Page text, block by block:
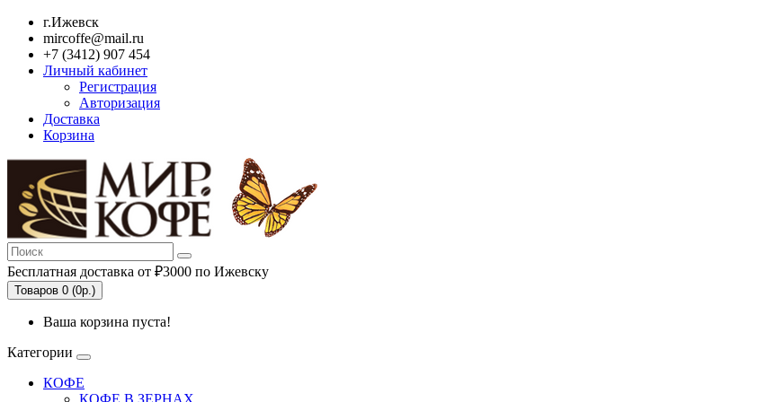
г.Ижевск
mircoffe@mail.ru
+7 (3412) 907 454
Личный кабинет
Регистрация
Авторизация
Доставка
Корзина
Бесплатная доставка от ₽3000 по Ижевску
Товаров 0 (0р.)
Ваша корзина пуста!
Категории
КОФЕ
КОФЕ В ЗЕРНАХ